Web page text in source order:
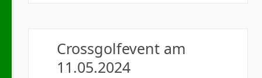
Crossgolfevent am
11.05.2024